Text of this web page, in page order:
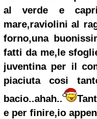
al verde e
mare,raviolini al
forno,una
fatti da me,le
juventina per il
piaciuta cosi
bacio..ahah..
e per finire,io